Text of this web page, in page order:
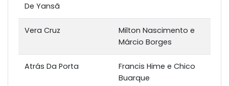
De Yansã
Vera Cruz
Milton Nascimento e
Márcio Borges
Atrás Da Porta
Francis Hime e Chico
Buarque